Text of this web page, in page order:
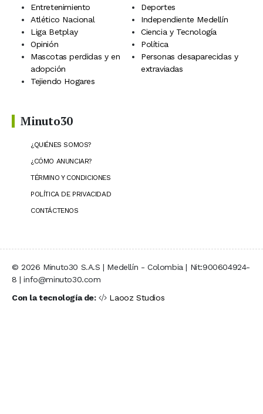
Entretenimiento
Deportes
Atlético Nacional
Independiente Medellín
Liga Betplay
Ciencia y Tecnología
Opinión
Política
Mascotas perdidas y en
adopción
Personas desaparecidas y
extraviadas
Tejiendo Hogares
Minuto30
¿QUIÉNES SOMOS?
¿CÓMO ANUNCIAR?
TÉRMINO Y CONDICIONES
POLÍTICA DE PRIVACIDAD
CONTÁCTENOS
© 2026 Minuto30 S.A.S | Medellín - Colombia | Nit:900604924-
8 | info@minuto30.com
Con la tecnología de:
Laooz Studios